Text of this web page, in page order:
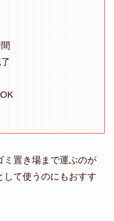
ミ置き場まで運ぶのが
て使うのにもおすす